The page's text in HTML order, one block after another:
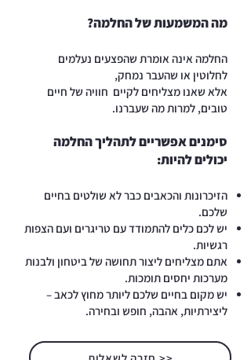
מה המשמעות של החלמה?
החלמה אינה אומרת שהפצעים נעלמים
לחלוטין או שהעבר נמחק,
אלא שאנו מצליחים לקיים חוויה של חיים
טובים, למרות מה שעברנו.
סימנים אפשריים לתהליך החלמה
יכולים להיות:
הזיכרונות והכאבים כבר לא שולטים בחיים
שלכם.
יש לכם כלים להתמודד עם טריגרים ועם הצפות
רגשיות.
אתם מצליחים ליצור תחושה של ביטחון ולבנות
מערכות יחסים תומכות.
יש מקום בחיים שלכם ליותר מחוץ לכאב –
ליצירתיות, אהבה, חופש ובחירה.